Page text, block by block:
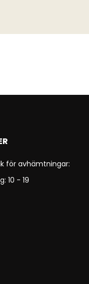
för avhämtningar:
10 - 19